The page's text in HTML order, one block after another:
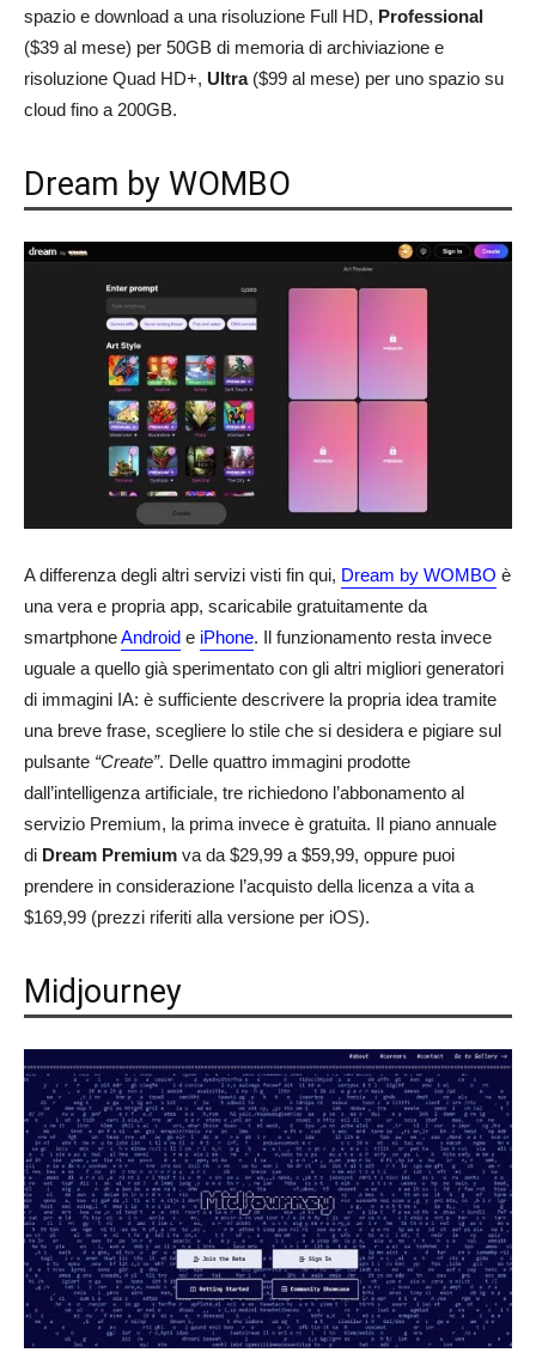
spazio e download a una risoluzione Full HD, Professional
($39 al mese) per 50GB di memoria di archiviazione e
risoluzione Quad HD+, Ultra($99 al mese) per uno spazio su
cloud fino a 200GB.
Dream by WOMBO
A differenza degli altri servizi visti fin qui, Dream by WOMBO è
una vera e propria app, scaricabile gratuitamente da
smartphoneAndroid e iPhone. Il funzionamento resta invece
uguale a quello già sperimentato con gli altri migliori generatori
di immagini IA: è sufficiente descrivere la propria idea tramite
una breve frase, scegliere lo stile che si desidera e pigiare sul
pulsante “Create”. Delle quattro immagini prodotte
dall’intelligenza artificiale, tre richiedono l’abbonamento al
servizio Premium, la prima invece è gratuita. Il piano annuale
di Dream Premium va da $29,99 a $59,99, oppure puoi
prendere in considerazione l’acquisto della licenza a vita a
$169,99 (prezzi riferiti alla versione per iOS).
Midjourney